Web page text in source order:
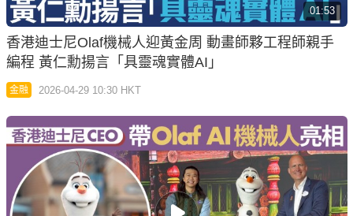
01:53
香港迪士尼Olaf機械人迎黃金周 動畫師夥工程師親手
編程 黃仁勳揚言「具靈魂實體AI」
金融 2026-04-29 10:30 HKT